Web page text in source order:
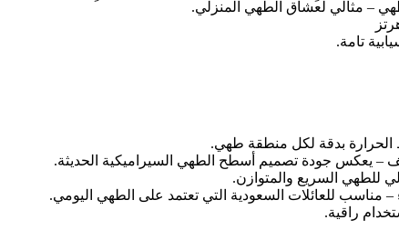
تامة.
الحرارة بدقة لكل منطقة طهي.
– يعكس جودة تصميم أسطح الطهي السيراميكية الحديثة.
مناسب للعائلات السعودية التي تعتمد على الطهي اليومي.
راقية.